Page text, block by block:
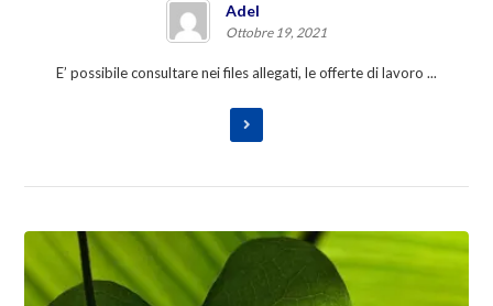
Adel
Ottobre 19, 2021
E’ possibile consultare nei files allegati, le offerte di lavoro ...